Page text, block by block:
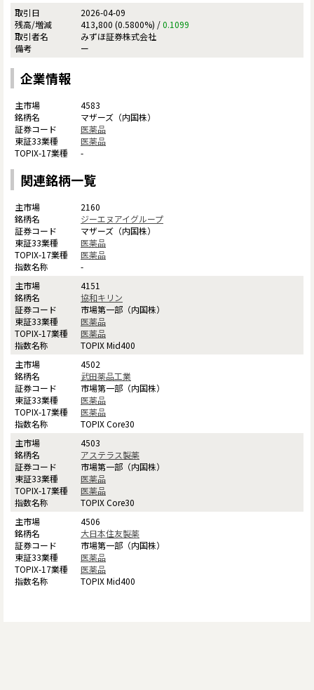
2026-04-09
413,800 (0.5800%) /0.1099
みずほ証券株式会社
ー
企業情報
4583
マザーズ（内国株）
医薬品
医薬品
-
関連銘柄一覧
2160
ジーエヌアイグループ
マザーズ（内国株）
医薬品
医薬品
-
4151
協和キリン
市場第一部（内国株）
医薬品
医薬品
TOPIX Mid400
4502
武田薬品工業
市場第一部（内国株）
医薬品
医薬品
TOPIX Core30
4503
アステラス製薬
市場第一部（内国株）
医薬品
医薬品
TOPIX Core30
4506
大日本住友製薬
市場第一部（内国株）
医薬品
医薬品
TOPIX Mid400